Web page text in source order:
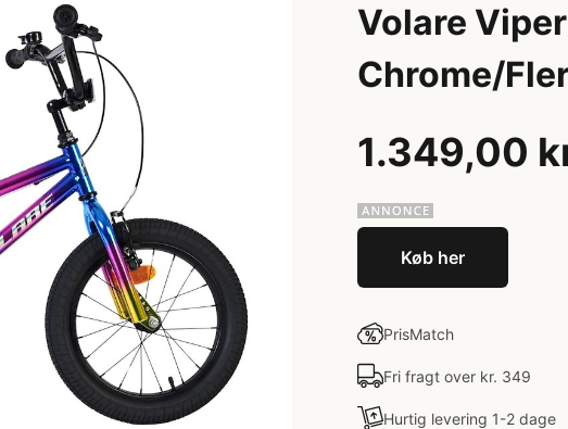
Volare
Chrome/
1.349,00
Køb her
PrisMatch
Fri fragt over kr. 349
Hurtig levering 1-2 dage